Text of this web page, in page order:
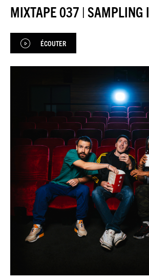
JEU DU JOUR
ESPACEPREMIUM
MIXTAPE 037 | SAMPLING
ÉCOUTER